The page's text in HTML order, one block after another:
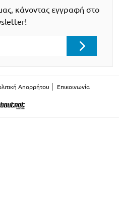
κάνοντας εγγραφή στο
Απορρήτου Επικοινωνία